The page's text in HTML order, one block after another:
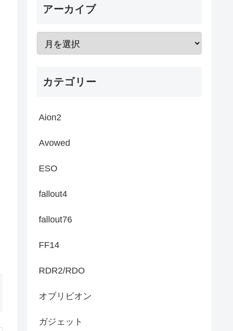
アーカイブ
カテゴリー
Aion2
Avowed
ESO
fallout4
fallout76
FF14
RDR2/RDO
オブリビオン
ガジェット